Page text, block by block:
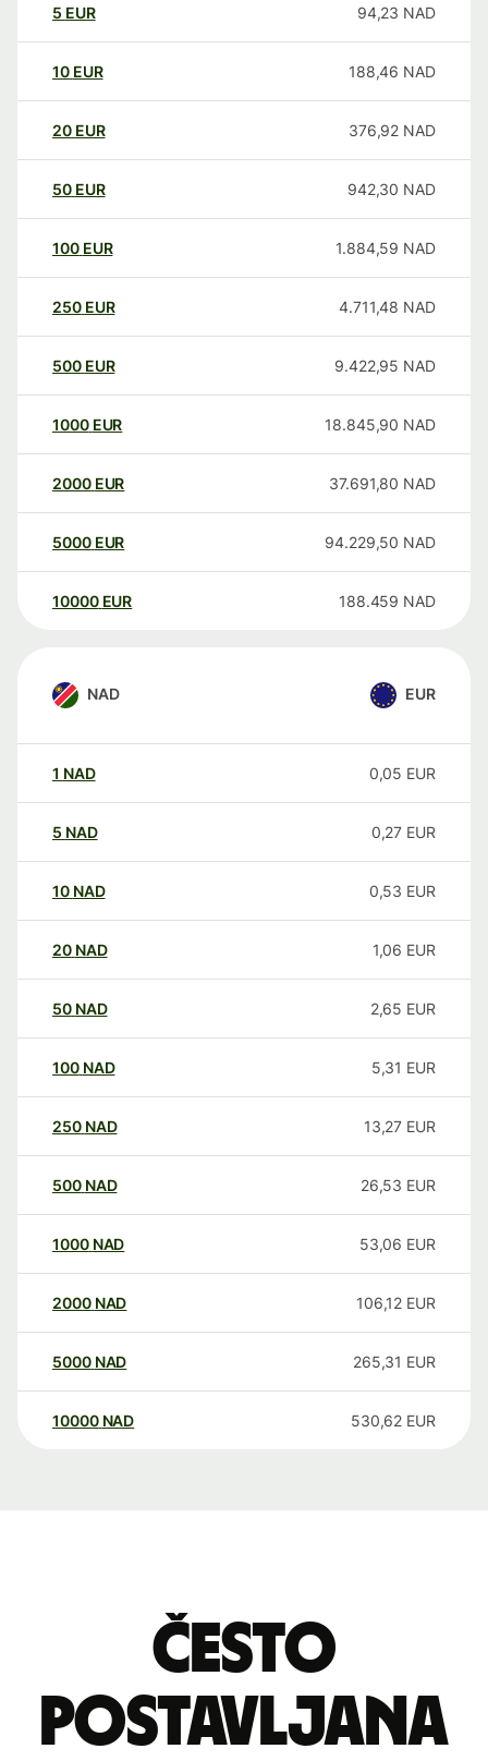
5 EUR 94,23 NAD
10 EUR 188,46 NAD
20 EUR 376,92 NAD
50 EUR 942,30 NAD
100 EUR 1.884,59 NAD
250 EUR 4.711,48 NAD
500 EUR 9.422,95 NAD
1000 EUR 18.845,90 NAD
2000 EUR 37.691,80 NAD
5000 EUR 94.229,50 NAD
10000 EUR 188.459 NAD
NAD EUR
1 NAD 0,05 EUR
5 NAD 0,27 EUR
10 NAD 0,53 EUR
20 NAD 1,06 EUR
50 NAD 2,65 EUR
100 NAD 5,31 EUR
250 NAD 13,27 EUR
500 NAD 26,53 EUR
1000 NAD 53,06 EUR
2000 NAD 106,12 EUR
5000 NAD 265,31 EUR
10000 NAD 530,62 EUR
Često
postavljana